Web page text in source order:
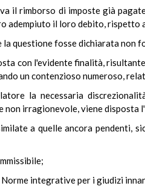
il rimborso di imposte già
il loro debito, rispetto
questione fosse dichiarata non
con l'evidente finalità,
un contenzioso numeroso,
la necessaria
non irragionevole, viene
a quelle ancora pendenti,
integrative per i giudizi